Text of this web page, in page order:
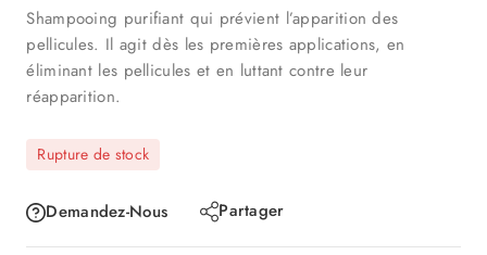
Shampooing purifiant qui prévient l’apparition des
pellicules. Il agit dès les premières applications, en
éliminant les pellicules et en luttant contre leur
réapparition.
Rupture de stock
Demandez-Nous Partager